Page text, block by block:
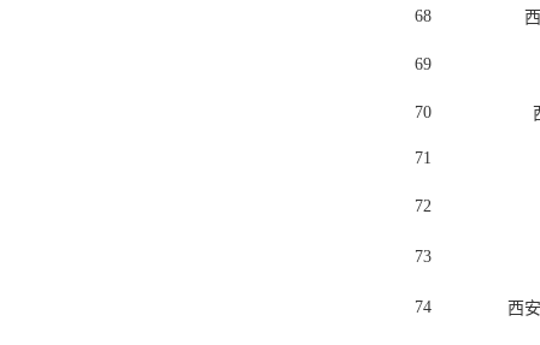
68
69
70
71
72
73
74 西